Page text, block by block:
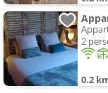
2
0.2